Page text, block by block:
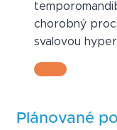
chorobný
svalovou
Plánované